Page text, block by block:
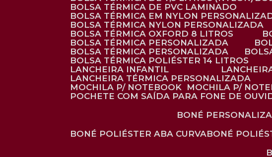
BOLSA TÉRMICA DE PVC LAMINADO
BOLSA TÉRMICA EM NYLON
BOLSA TÉRMICA NYLON PERSONALIZADA
BOLSA TÉRMICA OXFORD 8 LITROS
BOLSA TÉRMICA PERSONALIZADA
BOLSA TÉRMICA PERSONALIZADA
BOLSA TÉRMICA POLIÉSTER 14 LITROS
LANCHEIRA INFANTIL
LANCHEIRA TÉRMICA PERSONALIZADA
MOCHILA P/ NOTEBOOK
MOCHILA P/
POCHETE COM SAÍDA PARA FONE DE
BONÉ
BONÉ POLIÉSTER ABA CURVA
BONÉ